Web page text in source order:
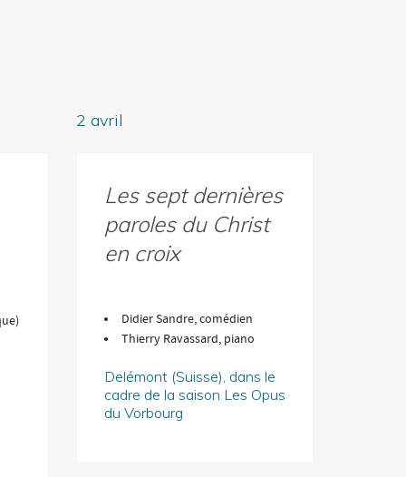
2 avril
Les sept dernières
paroles du Christ
en croix
Didier Sandre, comédien
Thierry Ravassard, piano
Delémont (Suisse), dans le
cadre de la saison Les Opus
du Vorbourg